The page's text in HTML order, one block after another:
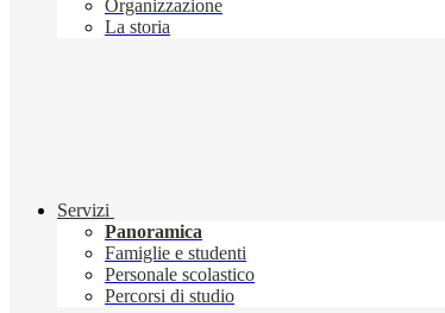
Organizzazione
La storia
Servizi
Panoramica
Famiglie e studenti
Personale scolastico
Percorsi di studio